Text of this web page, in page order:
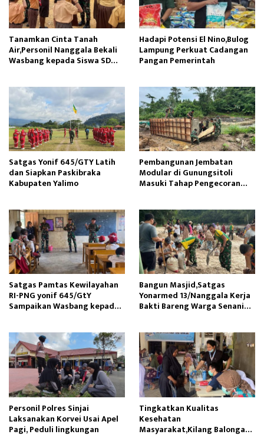
Tanamkan Cinta Tanah
Air,Personil Nanggala Bekali
Wasbang kepada Siswa SD
Hadapi Potensi El Nino,Bulog
Lampung Perkuat Cadangan
Pangan Pemerintah
Satgas Yonif 645/GTY Latih
dan Siapkan Paskibraka
Kabupaten Yalimo
Pembangunan Jembatan
Modular di Gunungsitoli
Masuki Tahap Pengecoran
Satgas Pamtas Kewilayahan
RI-PNG yonif 645/GtY
Sampaikan Wasbang kepada
Bangun Masjid,Satgas
Yonarmed 13/Nanggala Kerja
Bakti Bareng Warga Senaning
Personil Polres Sinjai
Laksanakan Korvei Usai Apel
Pagi, Peduli lingkungan
Tingkatkan Kualitas
Kesehatan
Masyarakat,Kilang Balongan